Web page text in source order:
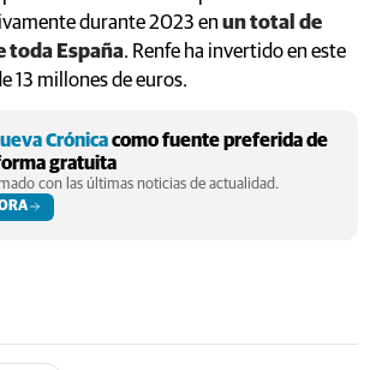
durante 2023 en un total de
toda España. Renfe ha invertido en este
13 millones de euros.
Crónicacomo fuente preferida de
gratuita
con las últimas noticias de actualidad.